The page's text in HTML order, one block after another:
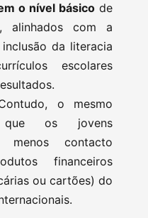
o nível básico de
alinhados com a
da literacia
escolares
o mesmo
os jovens
menos contacto
financeiros
ou cartões) do